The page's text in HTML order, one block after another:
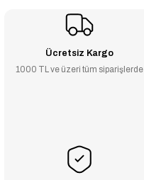
Ücretsiz Kargo
1000 TL ve üzeri tüm siparişlerde